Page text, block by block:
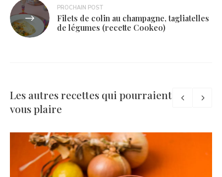
PROCHAIN POST
Filets de colin au champagne, tagliatelles
de légumes (recette Cookeo)
Les autres recettes qui pourraient
vous plaire